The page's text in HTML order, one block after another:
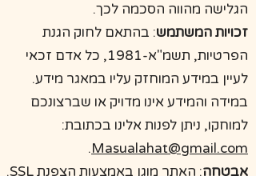
הגלישה מהווה הסכמה לכך.
זכויות המשתמש: בהתאם לחוק הגנת
הפרטיות, תשמ"א-1981, כל אדם זכאי
לעיין במידע המוחזק עליו במאגר מידע.
במידה והמידע אינו מדויק או שברצונכם
למוחקו, ניתן לפנות אלינו בכתובת:
Masualahat@gmail.com
.
אבטחה
: האתר מוגן באמצעות הצפנת SSL.